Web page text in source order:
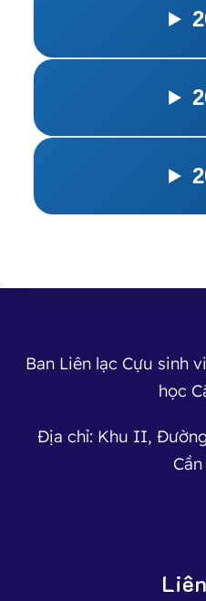
Ban Liên lạc Cựu sinh
học
Địa chỉ: Khu II,